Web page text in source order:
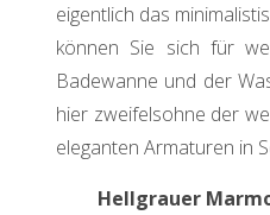
eigentlich das
können Sie sich für
Badewanne und der
hier zweifelsohne der
eleganten Armaturen in
Hellgrauer